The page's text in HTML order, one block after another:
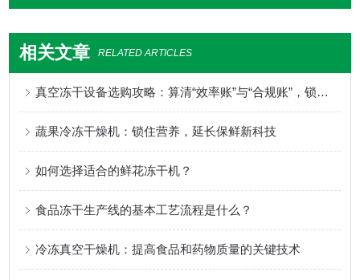
相关文章 RELATED ARTICLES
真空冻干设备选购攻略：算清“效率账”与“合规账”，锁定高价值产线
蔬果冷冻干燥机：锁住营养，延长保鲜新科技
如何选择适合的鲜花冻干机？
食品冻干生产线的基本工艺流程是什么？
冷冻真空干燥机：提高食品和药物质量的关键技术